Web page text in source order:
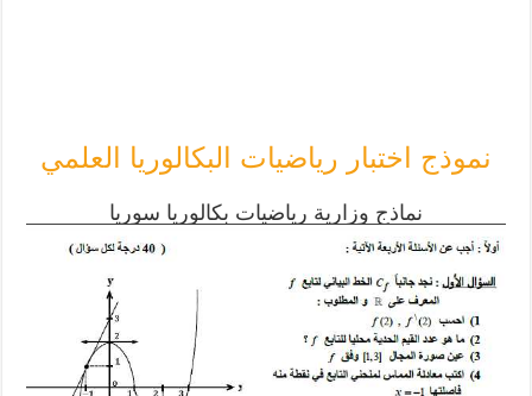
نموذج اختبار رياضيات البكالوريا العلمي
نماذج وزارية رياضيات بكالوريا سوريا